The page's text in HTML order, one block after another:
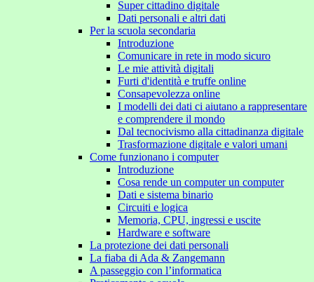
Super cittadino digitale
Dati personali e altri dati
Per la scuola secondaria
Introduzione
Comunicare in rete in modo sicuro
Le mie attività digitali
Furti d'identità e truffe online
Consapevolezza online
I modelli dei dati ci aiutano a rappresentare
e comprendere il mondo
Dal tecnocivismo alla cittadinanza digitale
Trasformazione digitale e valori umani
Come funzionano i computer
Introduzione
Cosa rende un computer un computer
Dati e sistema binario
Circuiti e logica
Memoria, CPU, ingressi e uscite
Hardware e software
La protezione dei dati personali
La fiaba di Ada & Zangemann
A passeggio con l’informatica